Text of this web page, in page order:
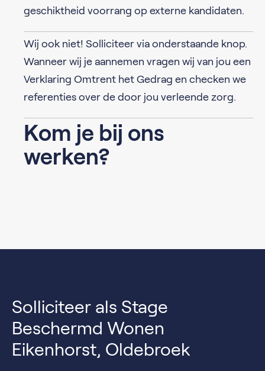
geschiktheid voorrang op externe kandidaten.
Wij ook niet! Solliciteer via onderstaande knop.
Wanneer wij je aannemen vragen wij van jou een
Verklaring Omtrent het Gedrag en checken we
referenties over de door jou verleende zorg.
Kom je bij ons
werken?
Solliciteer als Stage
Beschermd Wonen
Eikenhorst, Oldebroek